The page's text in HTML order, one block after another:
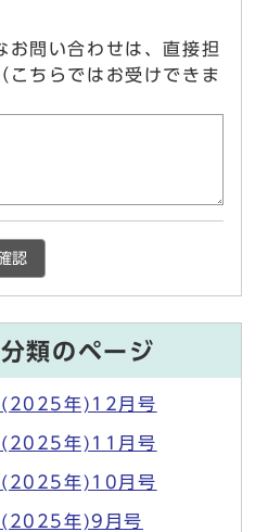
お問い合わせは、直接担
こちらではお受けできま
認
類のページ
年)12月号
年)11月号
年)10月号
年)9月号